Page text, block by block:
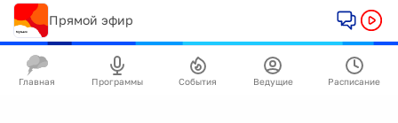
Прямой эфир
Главная Программы События Ведущие Расписание